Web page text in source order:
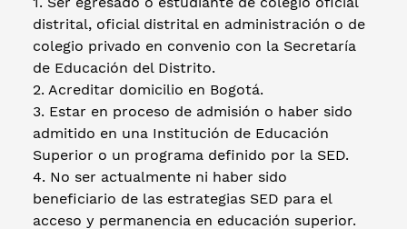
distrital, oficial distrital en administración o de
colegio privado en convenio con la Secretaría
de Educación del Distrito.
2. Acreditar domicilio en Bogotá.
3. Estar en proceso de admisión o haber sido
admitido en una Institución de Educación
Superior o un programa definido por la SED.
4. No ser actualmente ni haber sido
beneficiario de las estrategias SED para el
acceso y permanencia en educación superior.